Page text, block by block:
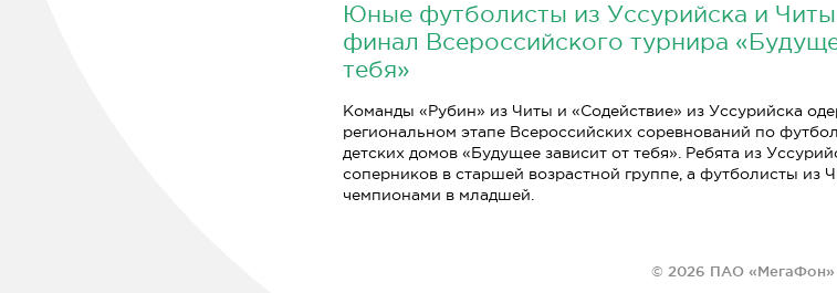
Юные футболисты из Уссурийска и
финал Всероссийского турнира
тебя»
Команды «Рубин» из Читы и «Содействие» из Уссурийска
региональном этапе Всероссийских соревнований по
детских домов «Будущее зависит от тебя». Ребята из
соперников в старшей возрастной группе, а футболисты из
чемпионами в младшей.
© 2026 ПАО «МегаФон»